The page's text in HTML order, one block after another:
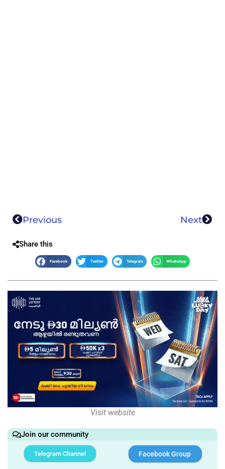
Previous Next
Share this
Facebook Twitter Telegram WhatsApp
Visit website
Join our community
Telegram Channel Facebook Group